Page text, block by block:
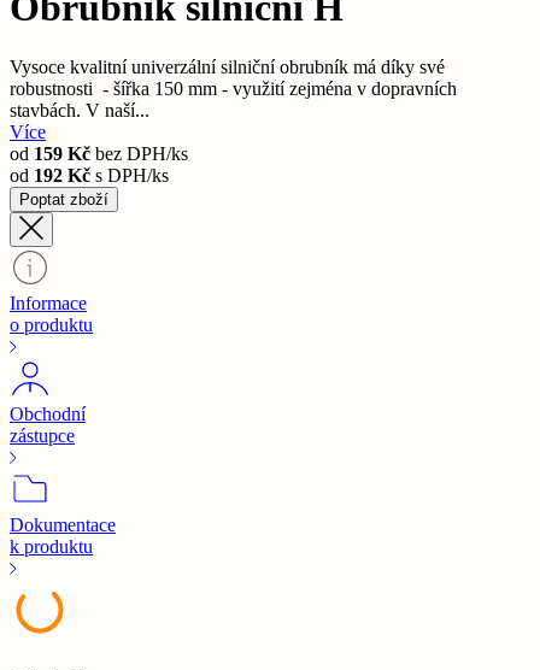
Vysoce kvalitní univerzální silniční obrubník má díky své
robustnosti - šířka 150 mm - využití zejména v dopravních
stavbách. V naší...
Více
od 159 Kč bez DPH/ks
od 192 Kč s DPH/ks
Poptat zboží
Informace
o produktu
Obchodní
zástupce
Dokumentace
k produktu